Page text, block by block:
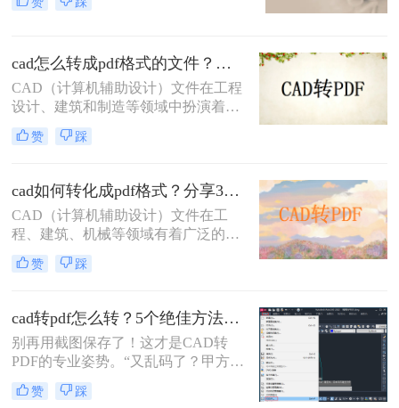
其转换为PDF格式，以便更方便地共
换成PDF的方法。
cad怎么转成pdf格式的文件？分享二种实用转换方法！
CAD（计算机辅助设计）文件在工程
设计、建筑和制造等领域中扮演着至
关重要的角色。然而，有时需要将
CAD文件转换为PDF格式以便于共
pdf格式的文件呢？本文将介绍两种将
CAD转换为PDF的方法。
赞 踩
cad如何转化成pdf格式？分享3个操作简单的方法！
CAD（计算机辅助设计）文件在工
程、建筑、机械等领域有着广泛的应
用，但有时候我们需要将这些文件转
换成PDF格式以便分享、查看或打
本文将介绍三种将CAD文件转换成
PDF的方法。
赞 踩
cad转pdf怎么转？5个绝佳方法，工程师私藏技巧公开！
别再用截图保存了！这才是CAD转
PDF的专业姿势。“又乱码了？甲方说
图纸打不开！” 这是许多设计师和工
程师在交付文件时最怕听到的一句
赞 踩